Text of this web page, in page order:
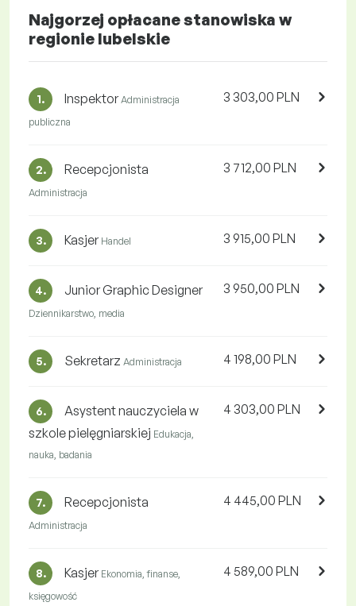
Najgorzej opłacane stanowiska w
regionie lubelskie
1. Inspektor Administracja
publiczna
3 303,00 PLN
2. Recepcjonista
Administracja
3 712,00 PLN
3. Kasjer Handel 3 915,00 PLN
4. Junior Graphic Designer
Dziennikarstwo, media
3 950,00 PLN
5. Sekretarz Administracja 4 198,00 PLN
6.
Asystent nauczyciela w
szkole pielęgniarskiej Edukacja,
nauka, badania
4 303,00 PLN
7. Recepcjonista
Administracja
4 445,00 PLN
8. Kasjer Ekonomia, finanse,
księgowość
4 589,00 PLN